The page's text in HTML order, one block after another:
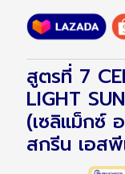
สูตรที่ 7
LIGHT
(เซลิแม็กซ์
สกรีน เอสพี